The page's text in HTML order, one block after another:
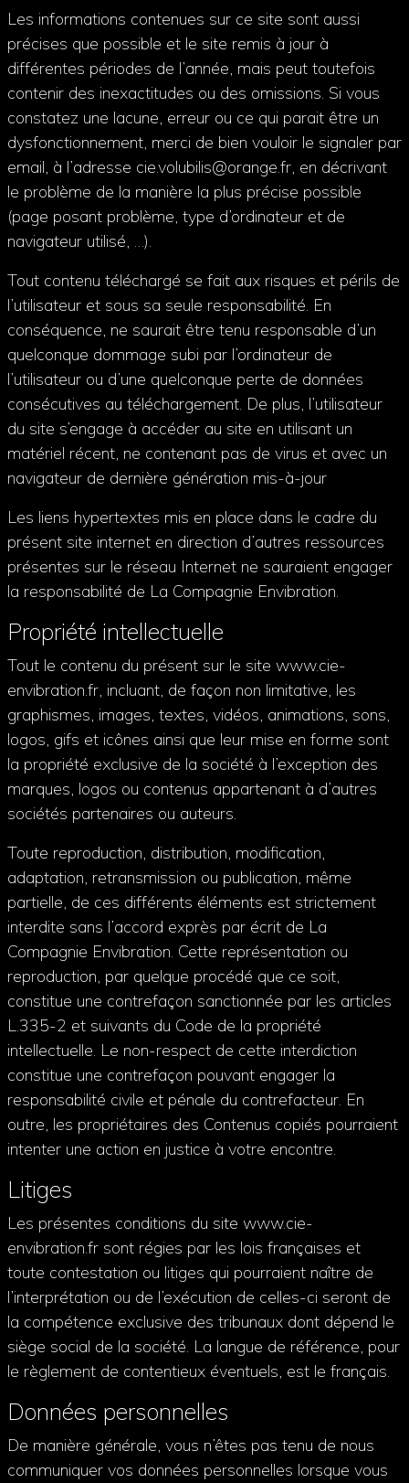
Les informations contenues sur ce site sont aussi
précises que possible et le site remis à jour à
différentes périodes de l’année, mais peut toutefois
contenir des inexactitudes ou des omissions. Si vous
constatez une lacune, erreur ou ce qui parait être un
dysfonctionnement, merci de bien vouloir le signaler par
email, à l’adresse cie.volubilis@orange.fr, en décrivant
le problème de la manière la plus précise possible
(page posant problème, type d’ordinateur et de
navigateur utilisé, …).
Tout contenu téléchargé se fait aux risques et périls de
l’utilisateur et sous sa seule responsabilité. En
conséquence, ne saurait être tenu responsable d’un
quelconque dommage subi par l’ordinateur de
l’utilisateur ou d’une quelconque perte de données
consécutives au téléchargement. De plus, l’utilisateur
du site s’engage à accéder au site en utilisant un
matériel récent, ne contenant pas de virus et avec un
navigateur de dernière génération mis-à-jour
Les liens hypertextes mis en place dans le cadre du
présent site internet en direction d’autres ressources
présentes sur le réseau Internet ne sauraient engager
la responsabilité de La Compagnie Envibration.
Propriété intellectuelle
Tout le contenu du présent sur le site www.cie-
envibration.fr, incluant, de façon non limitative, les
graphismes, images, textes, vidéos, animations, sons,
logos, gifs et icônes ainsi que leur mise en forme sont
la propriété exclusive de la société à l’exception des
marques, logos ou contenus appartenant à d’autres
sociétés partenaires ou auteurs.
Toute reproduction, distribution, modification,
adaptation, retransmission ou publication, même
partielle, de ces différents éléments est strictement
interdite sans l’accord exprès par écrit de La
Compagnie Envibration. Cette représentation ou
reproduction, par quelque procédé que ce soit,
constitue une contrefaçon sanctionnée par les articles
L.335-2 et suivants du Code de la propriété
intellectuelle. Le non-respect de cette interdiction
constitue une contrefaçon pouvant engager la
responsabilité civile et pénale du contrefacteur. En
outre, les propriétaires des Contenus copiés pourraient
intenter une action en justice à votre encontre.
Litiges
Les présentes conditions du site www.cie-
envibration.fr sont régies par les lois françaises et
toute contestation ou litiges qui pourraient naître de
l’interprétation ou de l’exécution de celles-ci seront de
la compétence exclusive des tribunaux dont dépend le
siège social de la société. La langue de référence, pour
le règlement de contentieux éventuels, est le français.
Données personnelles
De manière générale, vous n’êtes pas tenu de nous
communiquer vos données personnelles lorsque vous